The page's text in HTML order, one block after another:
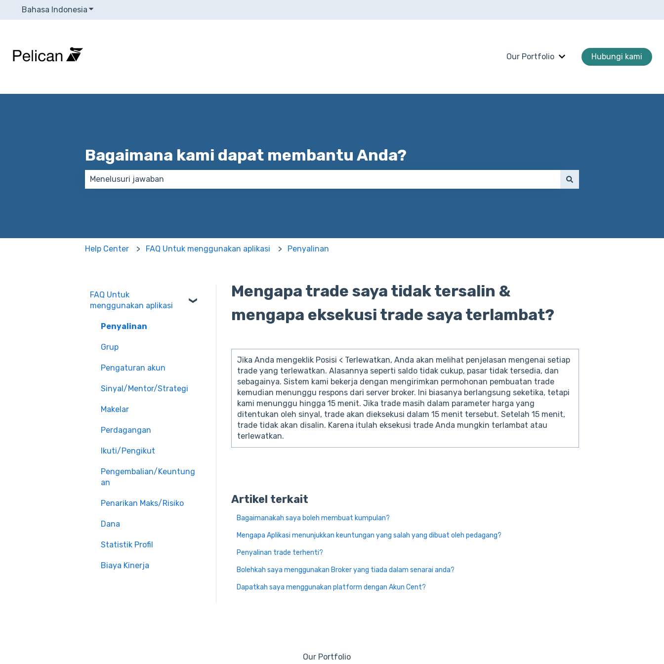
Bahasa Indonesia Tampilkan submenu untuk terjemahan
Our Portfolio
Tampilkan submenu untuk
Hubungi kami
Bagaimana kami dapat membantu Anda?
Help Center FAQ Untuk menggunakan aplikasi Penyalinan
Mengapa trade saya tidak tersalin &
mengapa eksekusi trade saya terlambat?
Jika Anda mengeklik Posisi < Terlewatkan, Anda akan melihat penjelasan mengenai setiap
trade yang terlewatkan. Alasannya seperti saldo tidak cukup, pasar tidak tersedia, dan
sebagainya. Sistem kami bekerja dengan mengirimkan permohonan pembuatan trade
kemudian menunggu respons dari server broker. Ini biasanya berlangsung seketika, tetapi
kami menunggu hingga 15 menit. Jika trade masih dalam parameter harga yang
ditentukan oleh sinyal, trade akan dieksekusi dalam 15 menit tersebut. Setelah 15 menit,
trade tidak akan disalin. Karena itulah eksekusi trade Anda mungkin terlambat atau
terlewatkan.
Artikel terkait
Bagaimanakah saya boleh membuat kumpulan?
Mengapa Aplikasi menunjukkan keuntungan yang salah yang dibuat oleh pedagang?
Penyalinan trade terhenti?
Bolehkah saya menggunakan Broker yang tiada dalam senarai anda?
Dapatkah saya menggunakan platform dengan Akun Cent?
FAQ Untuk
menggunakan aplikasi
Penyalinan
Grup
Pengaturan akun
Sinyal/Mentor/Strategi
Makelar
Perdagangan
Ikuti/Pengikut
Pengembalian/Keuntung
an
Penarikan Maks/Risiko
Dana
Statistik Profil
Biaya Kinerja
Our Portfolio